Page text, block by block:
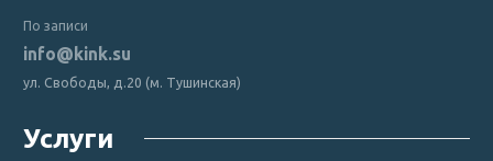
Услуги
По записи
info@kink.su
ул. Свободы, д.20 (м. Тушинская)